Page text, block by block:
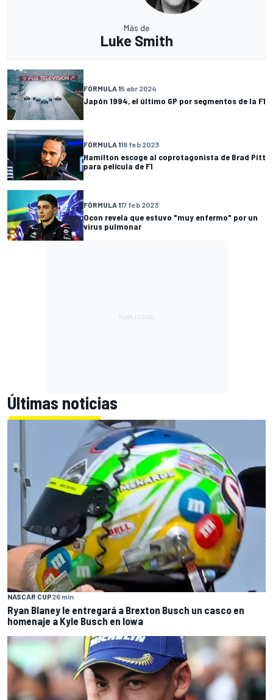
Más de
Luke Smith
FÓRMULA 15 abr 2024
Japón 1994, el último GP por segmentos de la F1
FÓRMULA 118 feb 2023
Hamilton escoge al coprotagonista de Brad Pitt
para película de F1
FÓRMULA 117 feb 2023
Ocon revela que estuvo "muy enfermo" por un
virus pulmonar
Últimas noticias
NASCAR CUP26 min
Ryan Blaney le entregará a Brexton Busch un casco en
homenaje a Kyle Busch en Iowa